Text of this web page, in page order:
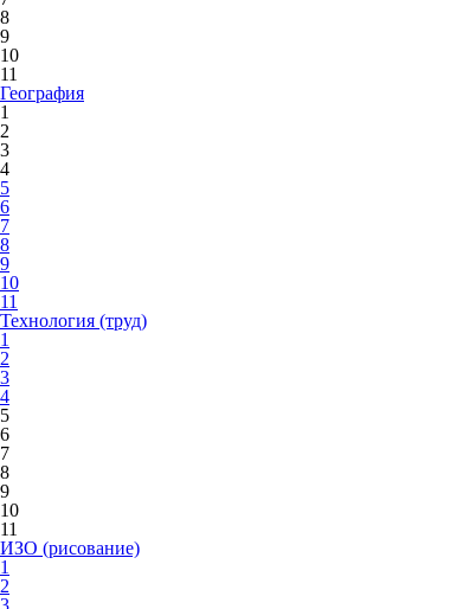
8
9
10
11
География
1
2
3
4
5
6
7
8
9
10
11
Технология (труд)
1
2
3
4
5
6
7
8
9
10
11
ИЗО (рисование)
1
2
3